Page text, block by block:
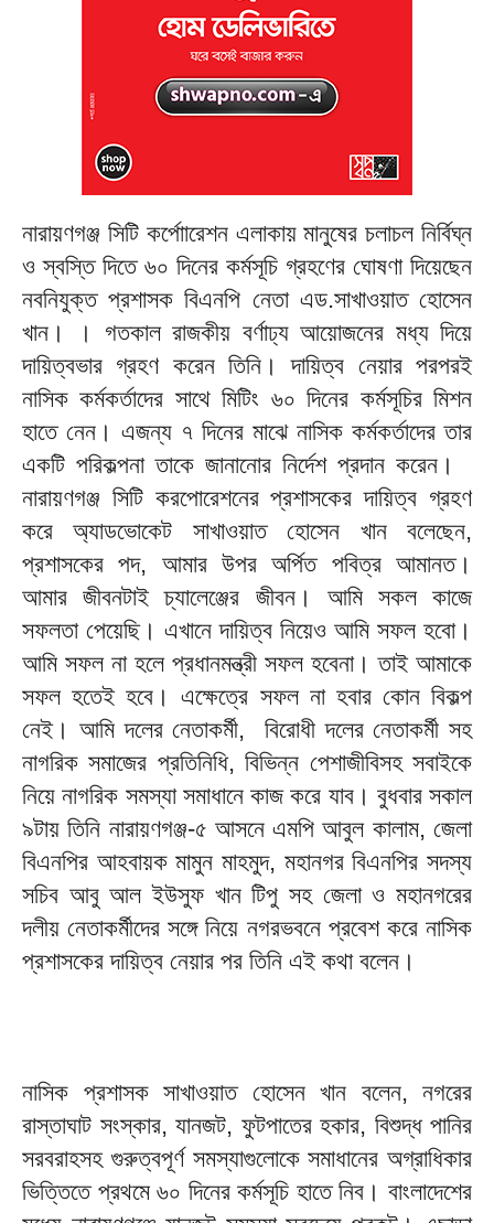
নারায়ণগঞ্জ সিটি কর্পোারেশন এলাকায় মানুষের চলাচল নির্বিঘ্ন
ও স্বস্তি দিতে ৬০ দিনের কর্মসূচি গ্রহণের ঘোষণা দিয়েছেন
নবনিযুক্ত প্রশাসক বিএনপি নেতা এড.সাখাওয়াত হোসেন
খান। । গতকাল রাজকীয় বর্ণাঢ্য আয়োজনের মধ্য দিয়ে
দায়িত্বভার গ্রহণ করেন তিনি। দায়িত্ব নেয়ার পরপরই
নাসিক কর্মকর্তাদের সাথে মিটিং ৬০ দিনের কর্মসূচির মিশন
হাতে নেন। এজন্য ৭ দিনের মাঝে নাসিক কর্মকর্তাদের তার
একটি পরিকল্পনা তাকে জানানোর নির্দেশ প্রদান করেন।
নারায়ণগঞ্জ সিটি করপোরেশনের প্রশাসকের দায়িত্ব গ্রহণ
করে অ্যাডভোকেট সাখাওয়াত হোসেন খান বলেছেন,
প্রশাসকের পদ, আমার উপর অর্পিত পবিত্র আমানত।
আমার জীবনটাই চ্যালেঞ্জের জীবন। আমি সকল কাজে
সফলতা পেয়েছি। এখানে দায়িত্ব নিয়েও আমি সফল হবো।
আমি সফল না হলে প্রধানমন্ত্রী সফল হবেনা। তাই আমাকে
সফল হতেই হবে। এক্ষেত্রে সফল না হবার কোন বিকল্প
নেই। আমি দলের নেতাকর্মী, বিরোধী দলের নেতাকর্মী সহ
নাগরিক সমাজের প্রতিনিধি, বিভিন্ন পেশাজীবিসহ সবাইকে
নিয়ে নাগরিক সমস্যা সমাধানে কাজ করে যাব। বুধবার সকাল
৯টায় তিনি নারায়ণগঞ্জ-৫ আসনে এমপি আবুল কালাম, জেলা
বিএনপির আহবায়ক মামুন মাহমুদ, মহানগর বিএনপির সদস্য
সচিব আবু আল ইউসুফ খান টিপু সহ জেলা ও মহানগরের
দলীয় নেতাকর্মীদের সঙ্গে নিয়ে নগরভবনে প্রবেশ করে নাসিক
প্রশাসকের দায়িত্ব নেয়ার পর তিনি এই কথা বলেন।
নাসিক প্রশাসক সাখাওয়াত হোসেন খান বলেন, নগরের
রাস্তাঘাট সংস্কার, যানজট, ফুটপাতের হকার, বিশুদ্ধ পানির
সরবরাহসহ গুরুত্বপূর্ণ সমস্যাগুলোকে সমাধানের অগ্রাধিকার
ভিত্তিতে প্রথমে ৬০ দিনের কর্মসূচি হাতে নিব। বাংলাদেশের